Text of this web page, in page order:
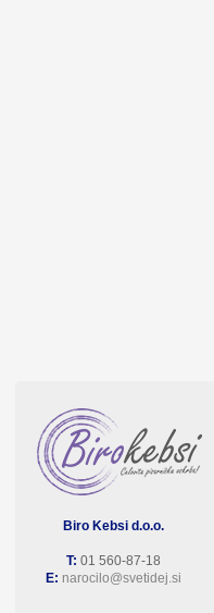
Biro Kebsi d.o.o.
T: 01 560-87-18
E: narocilo@svetidej.si